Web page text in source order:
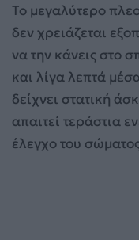
Το μεγαλύτερο
δεν χρειάζεται
να την κάνεις στο
και λίγα λεπτά
δείχνει στατική
απαιτεί τεράστια
έλεγχο του